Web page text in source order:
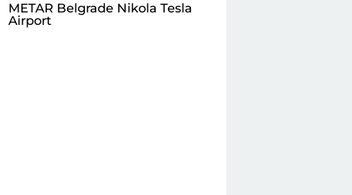
METAR Belgrade Nikola Tesla
Airport